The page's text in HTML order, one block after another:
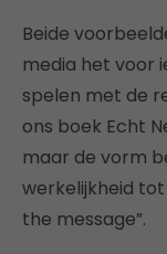
Beide
media het voor
spelen met de
ons boek Echt
maar de vorm
werkelijkheid
the message”.